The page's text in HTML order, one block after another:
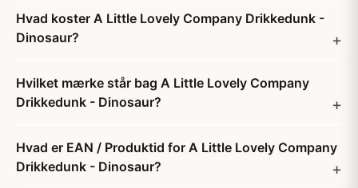
Hvad koster A Little Lovely Company Drikkedunk -
Dinosaur?
Hvilket mærke står bag A Little Lovely Company
Drikkedunk - Dinosaur?
Hvad er EAN / Produktid for A Little Lovely Company
Drikkedunk - Dinosaur?